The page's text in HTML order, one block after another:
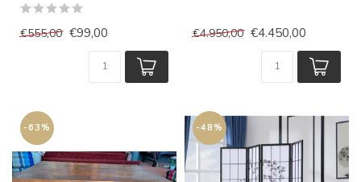
€555,00 €99,00 €4.950,00 €4.450,00
-63% -48%